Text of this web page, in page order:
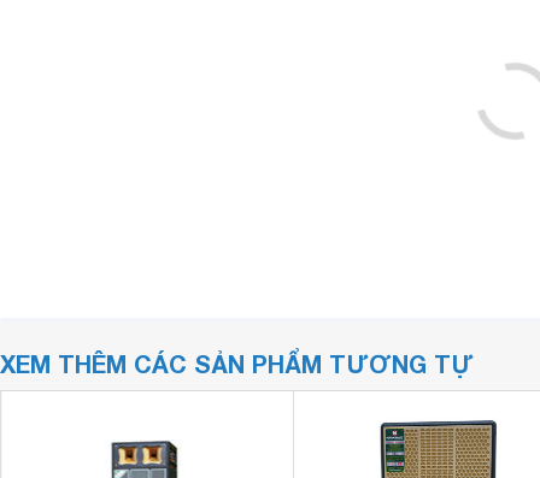
XEM THÊM CÁC SẢN PHẨM TƯƠNG TỰ